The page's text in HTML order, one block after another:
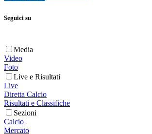
Seguici su
Media
Video
Foto
Live e Risultati
Live
Diretta Calcio
Risultati e Classifiche
Sezioni
Calcio
Mercato